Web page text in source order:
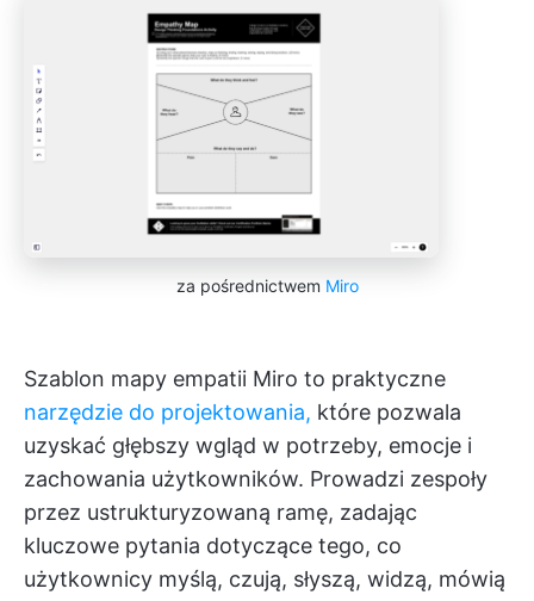
za pośrednictwem Miro
Szablon mapy empatii Miro to praktyczne
narzędzie do projektowania, które pozwala
uzyskać głębszy wgląd w potrzeby, emocje i
zachowania użytkowników. Prowadzi zespoły
przez ustrukturyzowaną ramę, zadając
kluczowe pytania dotyczące tego, co
użytkownicy myślą, czują, słyszą, widzą, mówią